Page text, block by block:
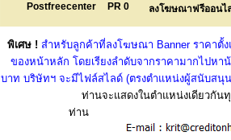
Postfreecenter
PR 0
ลงโฆษณาฟรีออนไ
พิเศษ ! สำหรับลูกค้าที่ลงโฆษณา Banner ราคา
ของหน้าหลัก โดยเรียงลำดับจากราคามากไปหา
บาท บริษัทฯ จะมีไฟล์สไลด์ (ตรงตำแหน่งผู้สนับสนุ
ท่านจะแสดงในตำแหน่งเดียวกัน
ท่าน